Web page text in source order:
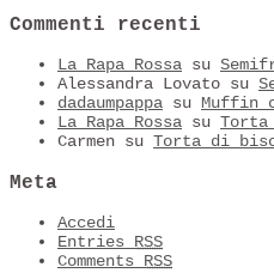
Commenti recenti
La Rapa Rossa su
Alessandra Lovato su
dadaumpappa su Muffin
La Rapa Rossa su
Carmen su Torta di
Meta
Accedi
Entries RSS
Comments RSS